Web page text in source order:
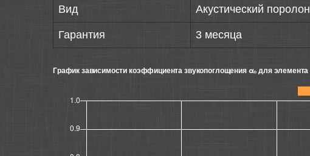
Вид Акустический поролон
Гарантия 3 месяца